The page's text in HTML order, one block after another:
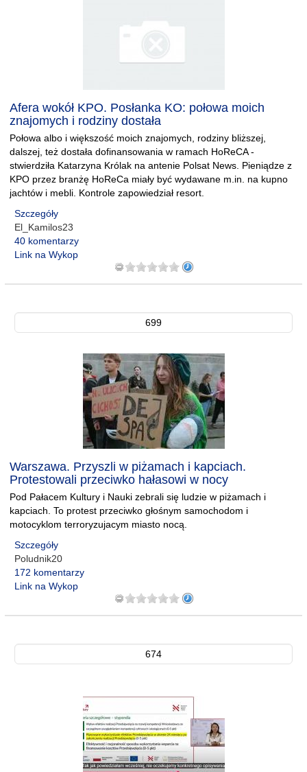
Afera wokół KPO. Posłanka KO: połowa moich
znajomych i rodziny dostała
Połowa albo i większość moich znajomych, rodziny bliższej,
dalszej, też dostała dofinansowania w ramach HoReCA -
stwierdziła Katarzyna Królak na antenie Polsat News. Pieniądze z
KPO przez branżę HoReCa miały być wydawane m.in. na kupno
jachtów i mebli. Kontrole zapowiedział resort.
Szczegóły
El_Kamilos23
40 komentarzy
Link na Wykop
699
Warszawa. Przyszli w piżamach i kapciach.
Protestowali przeciwko hałasowi w nocy
Pod Pałacem Kultury i Nauki zebrali się ludzie w piżamach i
kapciach. To protest przeciwko głośnym samochodom i
motocyklom terroryzujacym miasto nocą.
Szczegóły
Poludnik20
172 komentarzy
Link na Wykop
674